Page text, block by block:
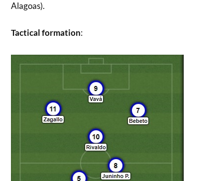
Alagoas).
Tactical formation: